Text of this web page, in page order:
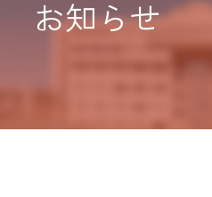
お知らせ